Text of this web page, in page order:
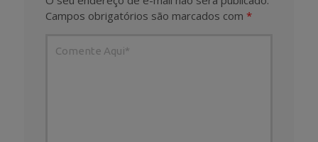
Campos obrigatórios são marcados com *